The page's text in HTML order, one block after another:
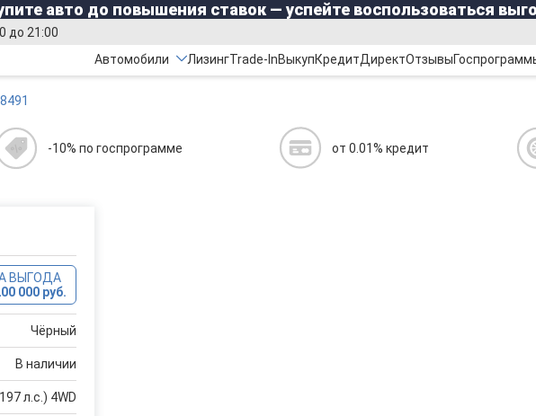
авто до повышения ставок — успейте воспользоваться
до 21:00
Автомобили ЛизингTrade-InВыкупКредитДиректОтзывы
8491
-10% по госпрограмме от 0.01% кредит
ВЫГОДА
000 руб.
Чёрный
В наличии
л.с.) 4WD